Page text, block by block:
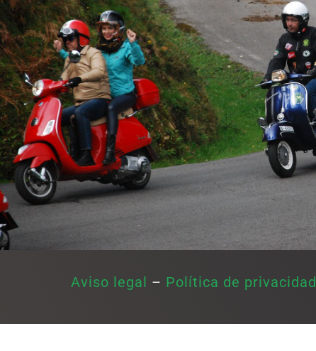
Aviso legal – Política de privacidad